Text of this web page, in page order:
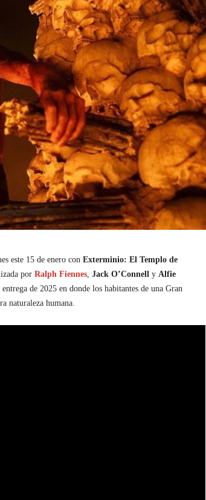
este 15 de enero con Exterminio: El Templo de
por Ralph Fiennes, Jack O’Connelly Alfie
de 2025 en donde los habitantes de una Gran
naturaleza humana.